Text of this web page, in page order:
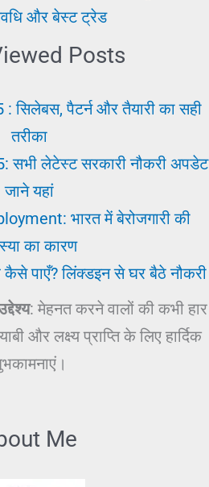
और बेस्ट ट्रेड
Posts
सिलेबस, पैटर्न और तैयारी का सही
तरीका
लेटेस्ट सरकारी नौकरी अपडेट
जाने यहां
भारत में बेरोजगारी की
का कारण
पाएँ? लिंक्डइन से घर बैठे नौकरी
: मेहनत करने वालों की कभी हार
और लक्ष्य प्राप्ति के लिए हार्दिक
Me